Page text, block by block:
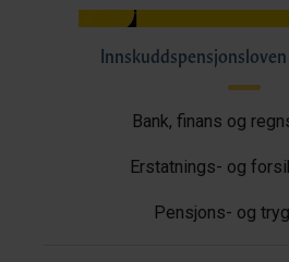
Bank, finans og
Erstatnings- og
Pensjons- og